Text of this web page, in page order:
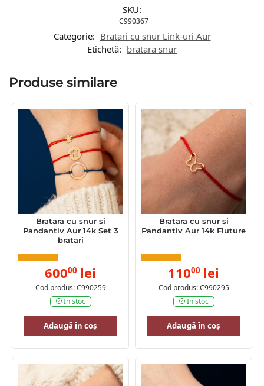
SKU:
C990367
Categorie: Bratari cu snur Link-uri Aur
Etichetă: bratara snur
Produse similare
Bratara cu snur si
Pandantiv Aur 14k Set 3
bratari
60000 lei
Cod produs: C990259
In stoc
Adaugă în coș
Bratara cu snur si
Pandantiv Aur 14k Fluture
11000 lei
Cod produs: C990295
In stoc
Adaugă în coș